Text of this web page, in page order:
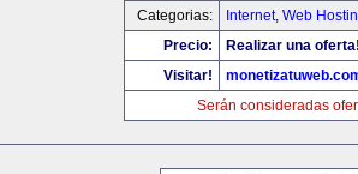
Categorias:
Internet, Web
Precio:
Realizar una
Visitar!
Serán consideradas